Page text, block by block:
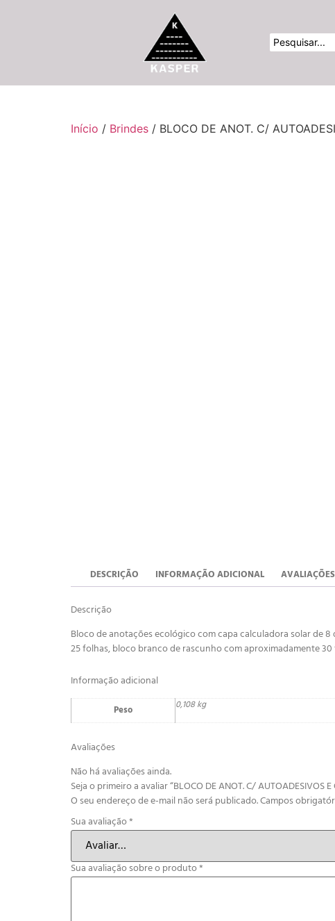
Início / Brindes / BLOCO DE ANOT. C/
DESCRIÇÃO INFORMAÇÃO ADICIONAL
Descrição
Bloco de anotações ecológico com capa calculadora solar de
25 folhas, bloco branco de rascunho com aproximadamente
Informação adicional
Peso 0,108 kg
Avaliações
Não há avaliações ainda.
Seja o primeiro a avaliar “BLOCO DE ANOT. C/ AUTOADESIVOS
O seu endereço de e-mail não será publicado.Campos
Sua avaliação*
Sua avaliação sobre o produto*